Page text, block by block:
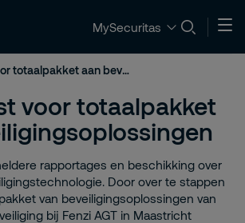
MySecuritas
Fenzi kiest voor totaalpakket aan beveiligingsoplossingen
voor totaalpakket
rapportages en beschikking over
Door over te stappen
van beveiligingsoplossingen van
bij Fenzi AGT in Maastricht